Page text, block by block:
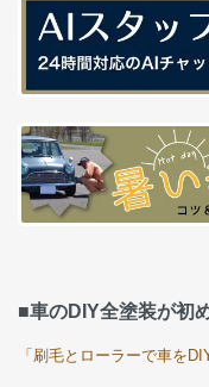
■車のDIY全塗装が初
「刷毛とローラーで車を